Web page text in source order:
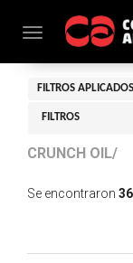
Toggle navigation
FILTROS APLICADOS
FILTROS
CRUNCH OIL/
Se encontraron 36